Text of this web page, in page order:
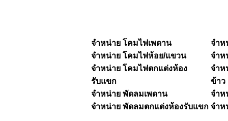
จำหน่าย โคมไฟเพดาน
จำห
จำหน่าย โคมไฟห้อย/แขวน
จำห
จำหน่าย โคมไฟตกแต่งห้อง
รับแขก
จำห
ข้าว
จำหน่าย พัดลมเพดาน
จำห
จำหน่าย พัดลมตกแต่งห้องรับแขก จำห